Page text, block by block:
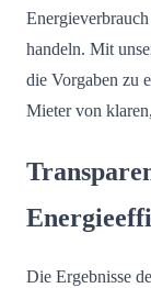
handeln. Mit
die Vorgaben zu
Mieter von
Die Ergebnisse